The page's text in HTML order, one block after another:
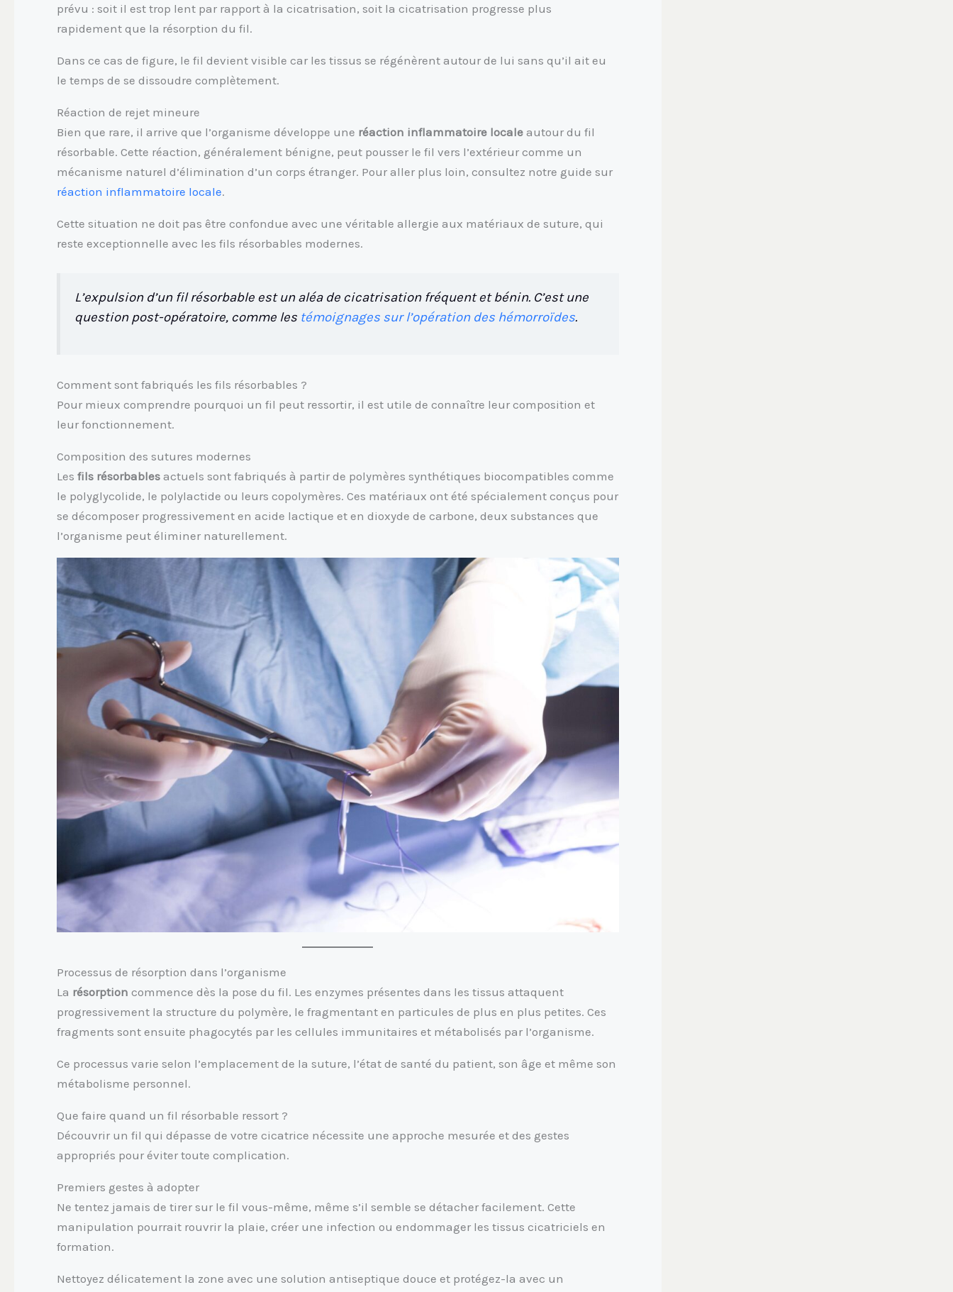
prévu : soit il est trop lent par rapport à la cicatrisation, soit la cicatrisation progresse plus
rapidement que la résorption du fil.
Dans ce cas de figure, le fil devient visible car les tissus se régénèrent autour de lui sans qu’il ait eu
le temps de se dissoudre complètement.
Réaction de rejet mineure
Bien que rare, il arrive que l’organisme développe une réaction inflammatoire locale autour du fil
résorbable. Cette réaction, généralement bénigne, peut pousser le fil vers l’extérieur comme un
mécanisme naturel d’élimination d’un corps étranger. Pour aller plus loin, consultez notre guide sur
réaction inflammatoire locale.
Cette situation ne doit pas être confondue avec une véritable allergie aux matériaux de suture, qui
reste exceptionnelle avec les fils résorbables modernes.
L’expulsion d’un fil résorbable est un aléa de cicatrisation fréquent et bénin. C’est une
question post-opératoire, comme les témoignages sur l’opération des hémorroïdes.
Comment sont fabriqués les fils résorbables ?
Pour mieux comprendre pourquoi un fil peut ressortir, il est utile de connaître leur composition et
leur fonctionnement.
Composition des sutures modernes
Les fils résorbables actuels sont fabriqués à partir de polymères synthétiques biocompatibles comme
le polyglycolide, le polylactide ou leurs copolymères. Ces matériaux ont été spécialement conçus pour
se décomposer progressivement en acide lactique et en dioxyde de carbone, deux substances que
l’organisme peut éliminer naturellement.
Processus de résorption dans l’organisme
La résorption commence dès la pose du fil. Les enzymes présentes dans les tissus attaquent
progressivement la structure du polymère, le fragmentant en particules de plus en plus petites. Ces
fragments sont ensuite phagocytés par les cellules immunitaires et métabolisés par l’organisme.
Ce processus varie selon l’emplacement de la suture, l’état de santé du patient, son âge et même son
métabolisme personnel.
Que faire quand un fil résorbable ressort ?
Découvrir un fil qui dépasse de votre cicatrice nécessite une approche mesurée et des gestes
appropriés pour éviter toute complication.
Premiers gestes à adopter
Ne tentez jamais de tirer sur le fil vous-même, même s’il semble se détacher facilement. Cette
manipulation pourrait rouvrir la plaie, créer une infection ou endommager les tissus cicatriciels en
formation.
Nettoyez délicatement la zone avec une solution antiseptique douce et protégez-la avec un